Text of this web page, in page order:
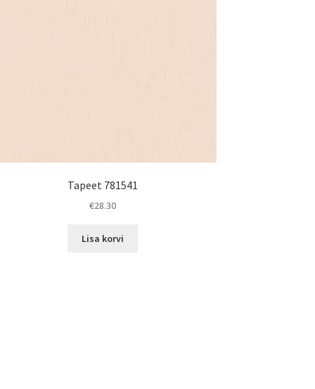
Tapeet 781541
€28.30
Lisa korvi